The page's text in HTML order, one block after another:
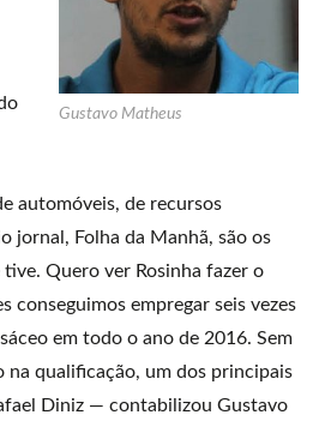
Gustavo Matheus
automóveis, de recursos
jornal, Folha da Manhã, são os
Quero ver Rosinha fazer o
conseguimos empregar seis vezes
em todo o ano de 2016. Sem
na qualificação, um dos principais
Diniz — contabilizou Gustavo